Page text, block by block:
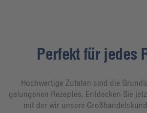
Perfekt für jedes
Hochwertige Zutaten sind die
gelungenen Rezeptes. Entdecken Sie
mit der wir unsere